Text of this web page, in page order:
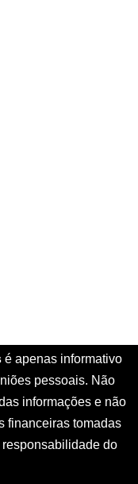
é apenas informativo
pessoais. Não
informações e não
financeiras tomadas
do